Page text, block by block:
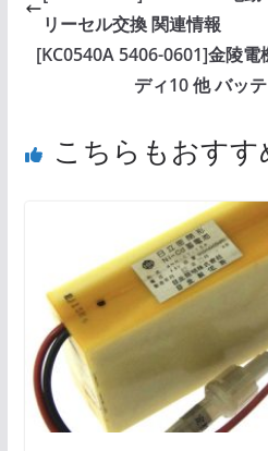
リーセル交換 関連情報
[KC0540A 5406-0601]金陵
ディ10 他 バッ
こちらもおすす